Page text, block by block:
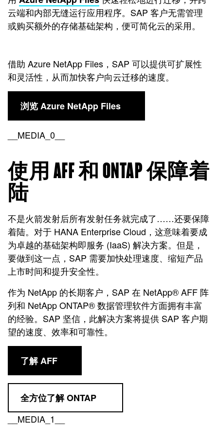
云端和内部无缝运行应用程序。SAP 客户无需管理
或购买额外的存储基础架构，便可简化云的采用。
借助 Azure NetApp Files，SAP 可以提供可扩展性
和灵活性，从而加快客户向云迁移的速度。
浏览 Azure NetApp Files
__MEDIA_0__
使用 AFF 和 ONTAP 保障着
陆
不是火箭发射后所有发射任务就完成了……还要保障
着陆。对于 HANA Enterprise Cloud，这意味着要成
为卓越的基础架构即服务 (IaaS) 解决方案。但是，
要做到这一点，SAP 需要加快处理速度、缩短产品
上市时间和提升安全性。
作为 NetApp 的长期客户，SAP 在 NetApp® AFF 阵
列和 NetApp ONTAP® 数据管理软件方面拥有丰富
的经验。SAP 坚信，此解决方案将提供 SAP 客户期
望的速度、效率和可靠性。
了解 AFF
全方位了解 ONTAP
__MEDIA_1__